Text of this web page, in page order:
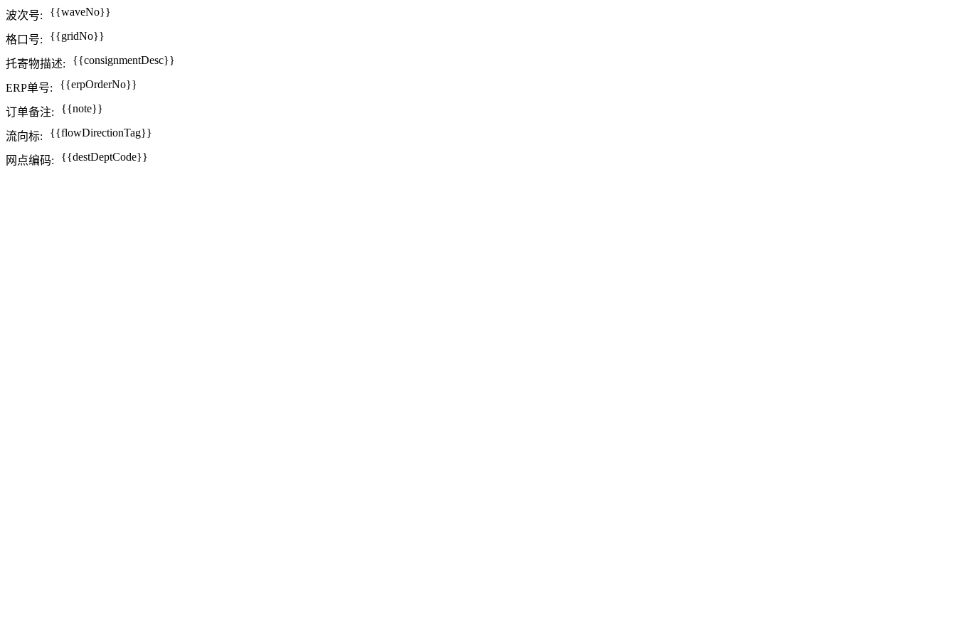
波次号: {{waveNo}}
格口号: {{gridNo}}
托寄物描述: {{consignmentDesc}}
ERP单号: {{erpOrderNo}}
订单备注: {{note}}
流向标: {{flowDirectionTag}}
网点编码: {{destDeptCode}}